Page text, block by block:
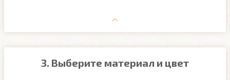
3. Выберите материал и цвет